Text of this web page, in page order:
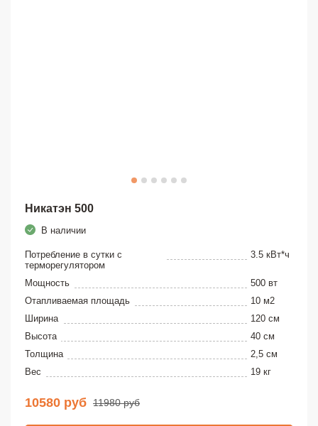
Никатэн 500
В наличии
Потребление в сутки с
терморегулятором
3.5 кВт*ч
Мощность
500 вт
Отапливаемая площадь
10 м2
Ширина
120 см
Высота
40 см
Толщина
2,5 см
Вес
19 кг
10580 руб 11980 руб